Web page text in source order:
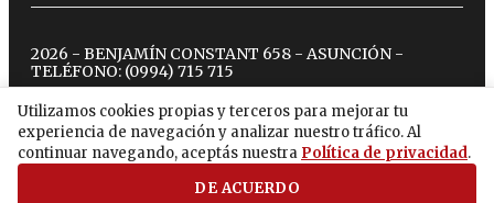
Utilizamos cookies propias y terceros para mejorar tu
experiencia de navegación y analizar nuestro tráfico. Al
continuar navegando, aceptás nuestra Política de privacidad.
DE ACUERDO
2026 - BENJAMÍN CONSTANT 658 - ASUNCIÓN -
TELÉFONO: (0994) 715 715
twitterinstagram
facebook
tiktokyoutubespotify